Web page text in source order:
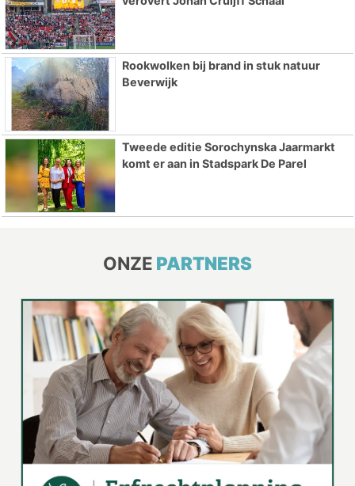
Rookwolken bij brand in stuk natuur
Beverwijk
Tweede editie Sorochynska Jaarmarkt
komt er aan in Stadspark De Parel
ONZE PARTNERS